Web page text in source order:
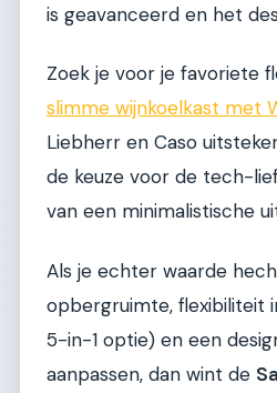
is geavanceerd en het
Zoek je voor je favoriete
slimme wijnkoelkast met
Liebherr en Caso
de keuze voor de tech-
van een minimalistische
Als je echter waarde
opbergruimte, flexibiliteit
5-in-1 optie) en een
aanpassen, dan wint de